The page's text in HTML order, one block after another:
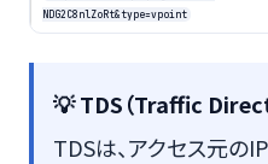
NDG2C8nlZoRt&type=vpoint
💡 TDS（Traffic
TDSは、アクセス元の